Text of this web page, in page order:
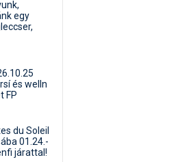
téma
válaszok
egy
és welln
FP
du Soleil
01.24.-
járattal!